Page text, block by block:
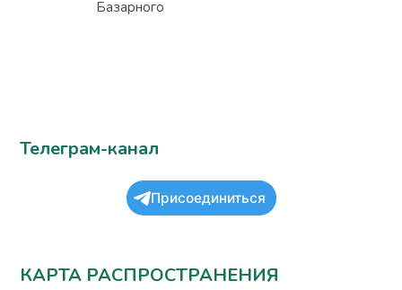
Базарного
Телеграм-канал
Присоединиться
КАРТА РАСПРОСТРАНЕНИЯ